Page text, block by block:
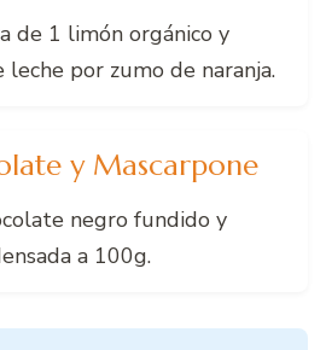
de 1 limón orgánico y
por zumo de naranja.
y Mascarpone
negro fundido y
a 100g.